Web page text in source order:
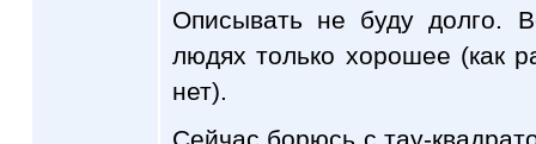
Описывать не буду долго.
людях только хорошее (как
нет).